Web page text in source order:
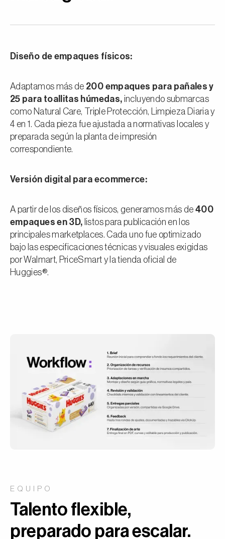
Diseño de empaques físicos:
Adaptamos más de 200 empaques para pañales y
25 para toallitas húmedas, incluyendo submarcas
como Natural Care, Triple Protección, Limpieza Diaria y
4 en 1. Cada pieza fue ajustada a normativas locales y
preparada según la planta de impresión
correspondiente.
Versión digital para ecommerce:
A partir de los diseños físicos, generamos más de 400
empaques en 3D, listos para publicación en los
principales marketplaces. Cada uno fue optimizado
bajo las especificaciones técnicas y visuales exigidas
por Walmart, PriceSmart y la tienda oficial de
Huggies®.
EQUIPO
Talento flexible,
preparado para escalar.